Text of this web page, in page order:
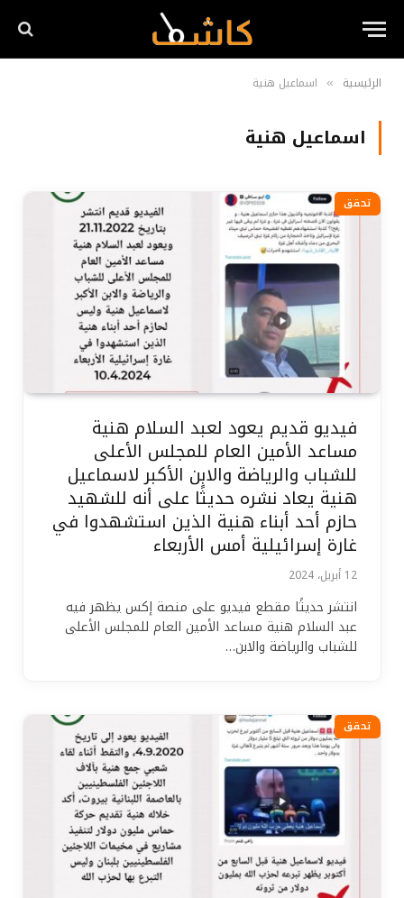
الرئيسية » اسماعيل هنية
اسماعيل هنية
تحقق
فيديو قديم يعود لعبد السلام هنية
مساعد الأمين العام للمجلس الأعلى
للشباب والرياضة والابن الأكبر لاسماعيل
هنية يعاد نشره حديثًا على أنه للشهيد
حازم أحد أبناء هنية الذين استشهدوا في
غارة إسرائيلية أمس الأربعاء
12 أبريل، 2024
انتشر حديثًا مقطع فيديو على منصة إكس يظهر فيه
عبد السلام هنية مساعد الأمين العام للمجلس الأعلى
للشباب والرياضة والابن…
تحقق